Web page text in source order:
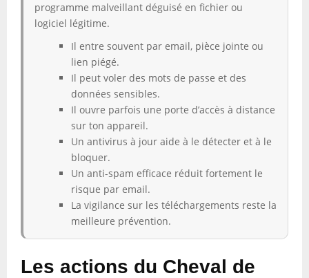
programme malveillant déguisé en fichier ou
logiciel légitime.
Il entre souvent par email, pièce jointe ou
lien piégé.
Il peut voler des mots de passe et des
données sensibles.
Il ouvre parfois une porte d’accès à distance
sur ton appareil.
Un antivirus à jour aide à le détecter et à le
bloquer.
Un anti-spam efficace réduit fortement le
risque par email.
La vigilance sur les téléchargements reste la
meilleure prévention.
Les actions du Cheval de